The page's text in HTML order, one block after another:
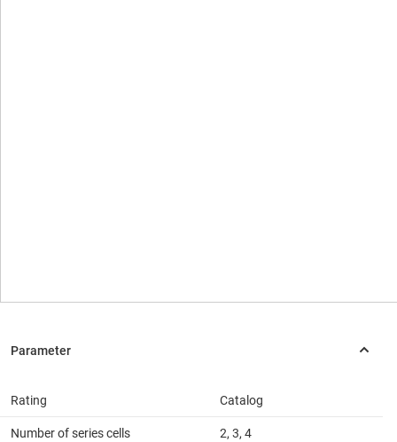
Rating Catalog
Number of series cells 2, 3, 4